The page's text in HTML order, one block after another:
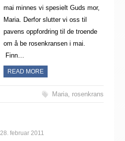
mai minnes vi spesielt Guds mor,
Maria. Derfor slutter vi oss til
pavens oppfordring til de troende
om å be rosenkransen i mai.
Finn…
READ MORE
Maria rosenkrans
28. februar 2011